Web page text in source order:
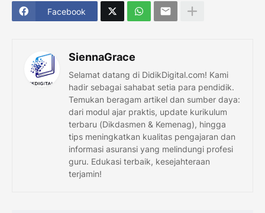
Facebook
SiennaGrace
Selamat datang di DidikDigital.com! Kami
hadir sebagai sahabat setia para pendidik.
Temukan beragam artikel dan sumber daya:
dari modul ajar praktis, update kurikulum
terbaru (Dikdasmen & Kemenag), hingga
tips meningkatkan kualitas pengajaran dan
informasi asuransi yang melindungi profesi
guru. Edukasi terbaik, kesejahteraan
terjamin!